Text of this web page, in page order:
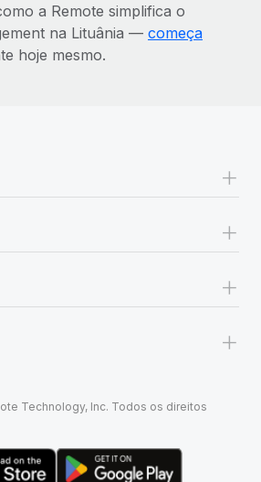
a Remote simplifica o
na Lituânia — começa
hoje mesmo.
+
+
+
+
Technology, Inc. Todos os direitos